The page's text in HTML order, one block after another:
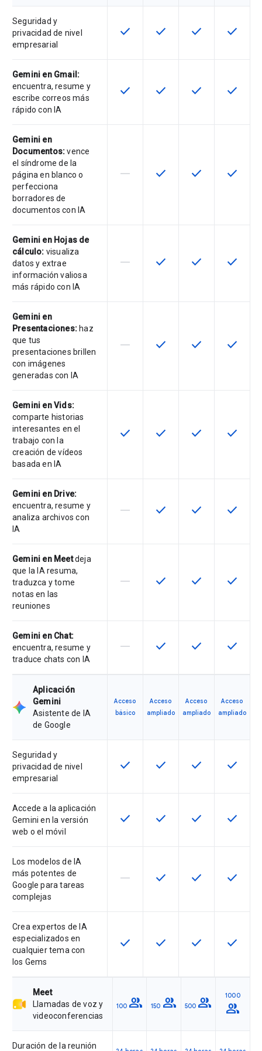
Seguridad y
privacidad de nivel
empresarial
Esta función está disponible para
check Esta función está
check Esta función
check Esta
check
Gemini en Gmail:
encuentra, resume y
escribe correos más
rápido con IA
Esta función está disponible para
check Esta función está
check Esta función
check Esta
check
Gemini en
Documentos:vence
el síndrome de la
página en blanco o
perfecciona
borradores de
documentos con IA
Esta función no es compatible con
horizontal_rule Esta función está
check Esta función
check Esta
check
Gemini en Hojas de
cálculo: visualiza
datos y extrae
información valiosa
más rápido con IA
Esta función no es compatible con
horizontal_rule Esta función está
check Esta función
check Esta
check
Gemini en
Presentaciones: haz
que tus
presentaciones brillen
con imágenes
generadas con IA
Esta función no es compatible con
horizontal_rule Esta función está
check Esta función
check Esta
check
Gemini en Vids:
comparte historias
interesantes en el
trabajo con la
creación de vídeos
basada en IA
Esta función está disponible para
check Esta función está
check Esta función
check Esta
check
Gemini en Drive:
encuentra, resume y
analiza archivos con
IA
Esta función no es compatible con
horizontal_rule Esta función está
check Esta función
check Esta
check
Gemini en Meetdeja
que la IA resuma,
traduzca y tome
notas en las
reuniones
Esta función no es compatible con
horizontal_rule Esta función está
check Esta función
check Esta
check
Gemini en Chat:
encuentra, resume y
traduce chats con IA
Esta función no es compatible con
horizontal_rule Esta función está
check Esta función
check Esta
check
Aplicación
Gemini
Asistente de IA
de Google
Acceso
básico
Acceso
ampliado
Acceso
ampliado
Acceso
ampliado
Seguridad y
privacidad de nivel
empresarial
Esta función está disponible para
check Esta función está
check Esta función
check Esta
check
Accede a la aplicación
Gemini en la versión
web o el móvil
Esta función está disponible para
check Esta función está
check Esta función
check Esta
check
Los modelos de IA
más potentes de
Google para tareas
complejas
Esta función no es compatible con
horizontal_rule Esta función está
check Esta función
check Esta
check
Crea expertos de IA
especializados en
cualquier tema con
los Gems
Esta función está disponible para
check Esta función está
check Esta función
check Esta
check
Meet
Llamadas de voz y
videoconferencias
100 group 150 group 500 group 1000
group
Duración de la reunión